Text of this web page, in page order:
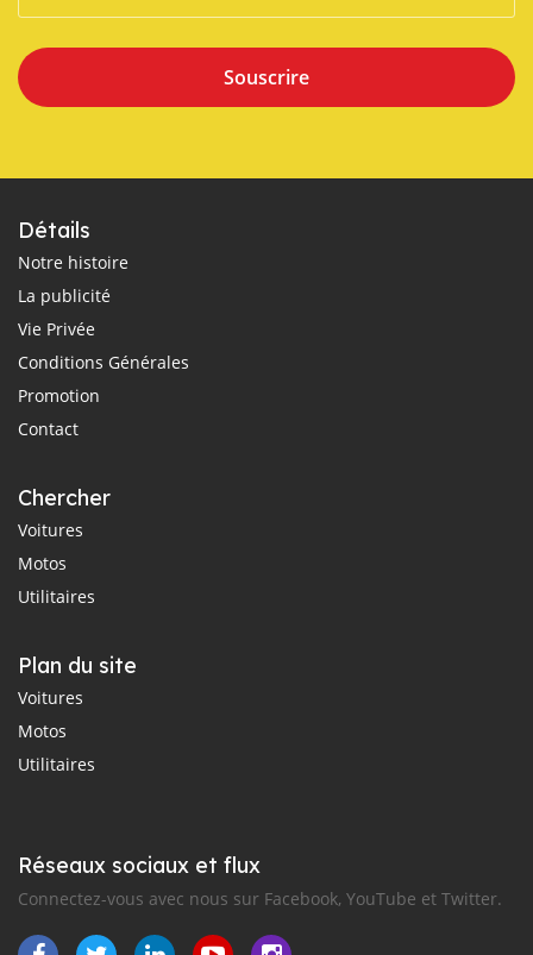
Souscrire
Détails
Notre histoire
La publicité
Vie Privée
Conditions Générales
Promotion
Contact
Chercher
Voitures
Motos
Utilitaires
Plan du site
Voitures
Motos
Utilitaires
Réseaux sociaux et flux
Connectez-vous avec nous sur Facebook, YouTube et Twitter.